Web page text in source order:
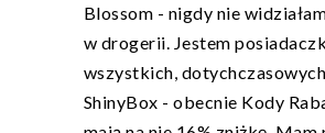
Blossom - nigdy nie
w drogerii. Jestem
wszystkich,
ShinyBox - obecnie Kody